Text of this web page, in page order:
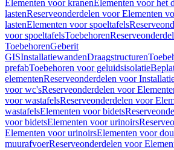
Elementen voor kranenElementen voor het
lastenReserveonderdelen voor Elementen
lastenElementen voor spoeltafels
voor spoeltafelsToebehoren
ToebehorenGeberit
GISInstallatiewandenDraagstructuren
prefabToebehoren voor geluidsisolatie
elementenReserveonderdelen voor
voor wc'sReserveonderdelen voor
voor wastafelsReserveonderdelen voor
wastafelsElementen voor bidets
voor bidetsElementen voor urinoirs
Elementen voor urinoirsElementen voor
muurafvoerReserveonderdelen voor